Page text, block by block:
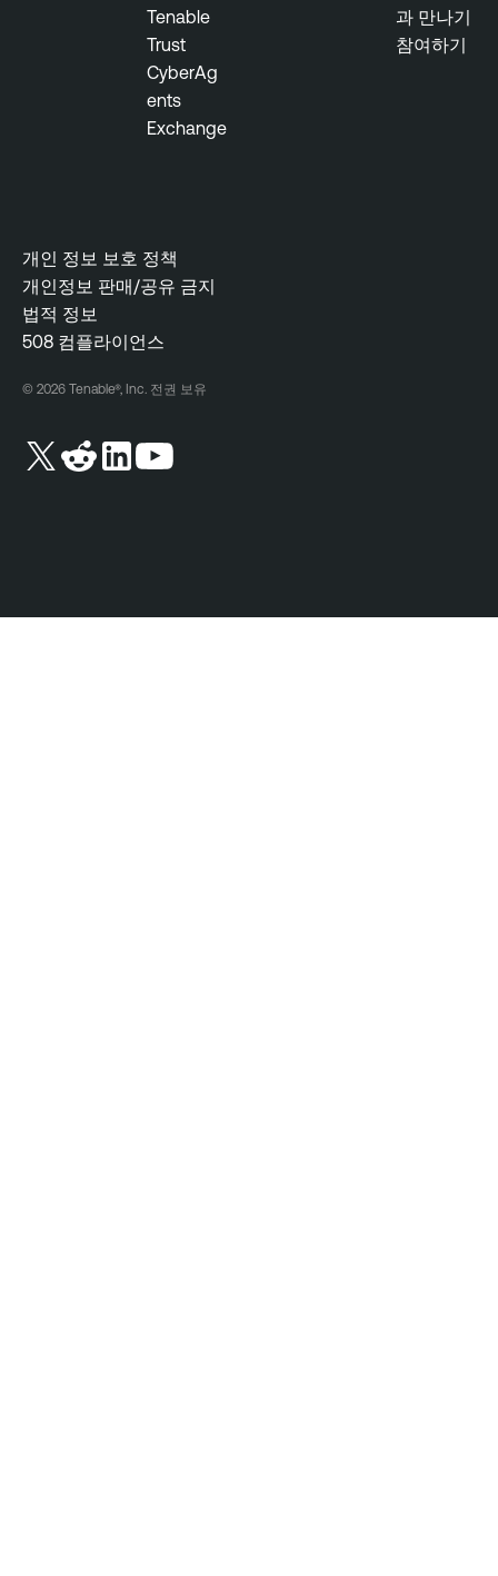
Tenable
Trust
CyberAg
ents
Exchange
과 만나기
참여하기
개인 정보 보호 정책
개인정보 판매/공유 금지
법적 정보
508 컴플라이언스
© 2026 Tenable®, Inc. 전권 보유